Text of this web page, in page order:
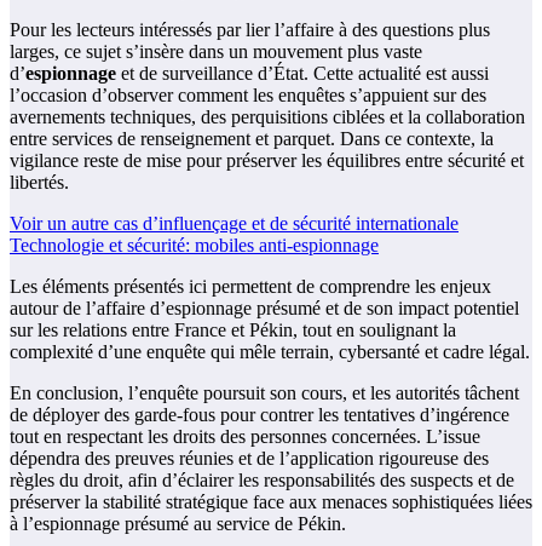
Pour les lecteurs intéressés par lier l’affaire à des questions plus
larges, ce sujet s’insère dans un mouvement plus vaste
d’espionnage et de surveillance d’État. Cette actualité est aussi
l’occasion d’observer comment les enquêtes s’appuient sur des
avernements techniques, des perquisitions ciblées et la collaboration
entre services de renseignement et parquet. Dans ce contexte, la
vigilance reste de mise pour préserver les équilibres entre sécurité et
libertés.
Voir un autre cas d’influençage et de sécurité internationale
Technologie et sécurité: mobiles anti-espionnage
Les éléments présentés ici permettent de comprendre les enjeux
autour de l’affaire d’espionnage présumé et de son impact potentiel
sur les relations entre France et Pékin, tout en soulignant la
complexité d’une enquête qui mêle terrain, cybersanté et cadre légal.
En conclusion, l’enquête poursuit son cours, et les autorités tâchent
de déployer des garde-fous pour contrer les tentatives d’ingérence
tout en respectant les droits des personnes concernées. L’issue
dépendra des preuves réunies et de l’application rigoureuse des
règles du droit, afin d’éclairer les responsabilités des suspects et de
préserver la stabilité stratégique face aux menaces sophistiquées liées
à l’espionnage présumé au service de Pékin.